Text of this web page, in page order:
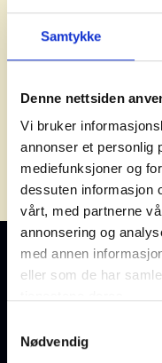
Samtykke
Denne nettsiden
Vi bruker
annonser et personlig
mediefunksjoner og
dessuten informasjon
vårt, med partnerne
annonsering og
med annen
eller som de har
Nødvendig
Kontakt oss